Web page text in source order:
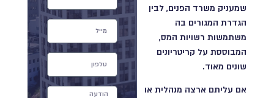
שמעניק משרד הפנים, לבין
הגדרת המגורים בה
משתמשות רשויות המס,
המבוססת על קריטריונים
שונים מאוד.
אם עליתם ארצה מנהלית או